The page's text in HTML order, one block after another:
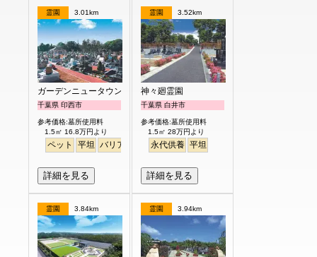
霊園 3.01km
ガーデンニュータウン霊園
千葉県 印西市
参考価格:墓所使用料
1.5㎡ 16.8万円より
ペット 平坦 バリアフリー 駅から徒歩
詳細を見る
霊園 3.52km
神々廻霊園
千葉県 白井市
参考価格:墓所使用料
1.5㎡ 28万円より
永代供養 平坦
詳細を見る
霊園 3.84km 霊園 3.94km